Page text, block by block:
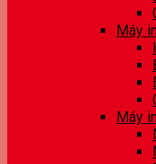
Máy
Máy